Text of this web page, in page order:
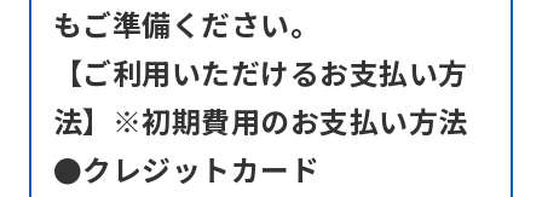
もご準備ください。
【ご利用いただけるお支払い方
法】※初期費用のお支払い方法
●クレジットカード